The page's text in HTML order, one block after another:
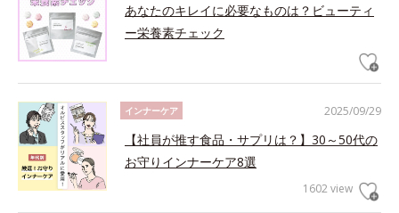
あなたのキレイに必要なものは？ビューティ
ー栄養素チェック
2025/09/29
インナーケア
【社員が推す食品・サプリは？】30～50代の
お守りインナーケア8選
1602 view